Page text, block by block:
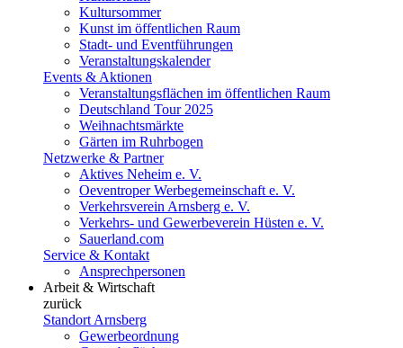
Kultursommer
Kunst im öffentlichen Raum
Stadt- und Eventführungen
Veranstaltungskalender
Events & Aktionen
Veranstaltungsflächen im öffentlichen Raum
Deutschland Tour 2025
Weihnachtsmärkte
Gärten im Ruhrbogen
Netzwerke & Partner
Aktives Neheim e. V.
Oeventroper Werbegemeinschaft e. V.
Verkehrsverein Arnsberg e. V.
Verkehrs- und Gewerbeverein Hüsten e. V.
Sauerland.com
Service & Kontakt
Ansprechpersonen
Arbeit & Wirtschaft
zurück
Standort Arnsberg
Gewerbeordnung